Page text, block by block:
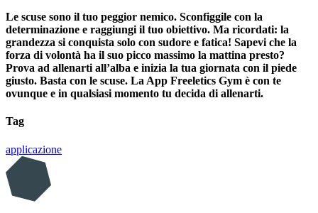
Le scuse sono il tuo peggior nemico. Sconfiggile con la
determinazione e raggiungi il tuo obiettivo. Ma ricordati: la
grandezza si conquista solo con sudore e fatica! Sapevi che la
forza di volontà ha il suo picco massimo la mattina presto?
Prova ad allenarti all’alba e inizia la tua giornata con il piede
giusto. Basta con le scuse. La App Freeletics Gym è con te
ovunque e in qualsiasi momento tu decida di allenarti.
Tag
applicazione